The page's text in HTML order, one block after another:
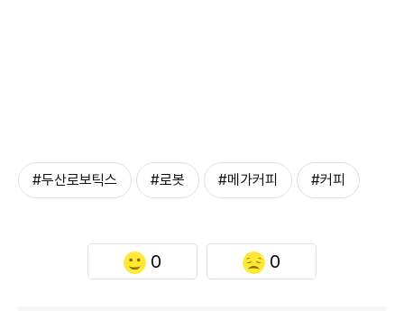
#두산로보틱스 #로봇 #메가커피 #커피
0 0